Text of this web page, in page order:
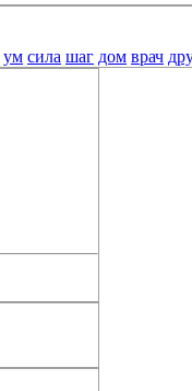
ум сила шаг дом врач